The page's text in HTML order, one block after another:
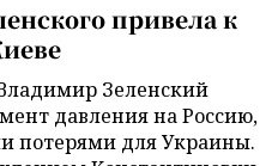
привела к
Зеленский
давления на Россию,
потерями для Украины.